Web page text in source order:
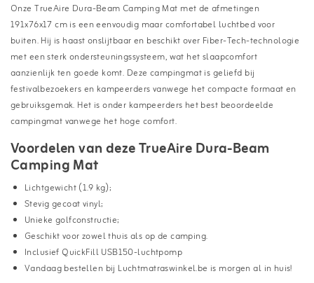
Onze TrueAire Dura-Beam Camping Mat met de afmetingen
191x76x17 cm is een eenvoudig maar comfortabel luchtbed voor
buiten. Hij is haast onslijtbaar en beschikt over Fiber-Tech-technologie
met een sterk ondersteuningssysteem, wat het slaapcomfort
aanzienlijk ten goede komt. Deze campingmat is geliefd bij
festivalbezoekers en kampeerders vanwege het compacte formaat en
gebruiksgemak. Het is onder kampeerders het best beoordeelde
campingmat vanwege het hoge comfort.
Voordelen van deze TrueAire Dura-Beam
Camping Mat
Lichtgewicht (1.9 kg);
Stevig gecoat vinyl;
Unieke golfconstructie;
Geschikt voor zowel thuis als op de camping.
Inclusief QuickFill USB150-luchtpomp
Vandaag bestellen bij Luchtmatraswinkel.be is morgen al in huis!